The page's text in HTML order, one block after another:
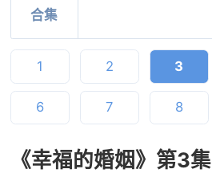
合集
1 2 3
6 7 8
《幸福的婚姻》第3集